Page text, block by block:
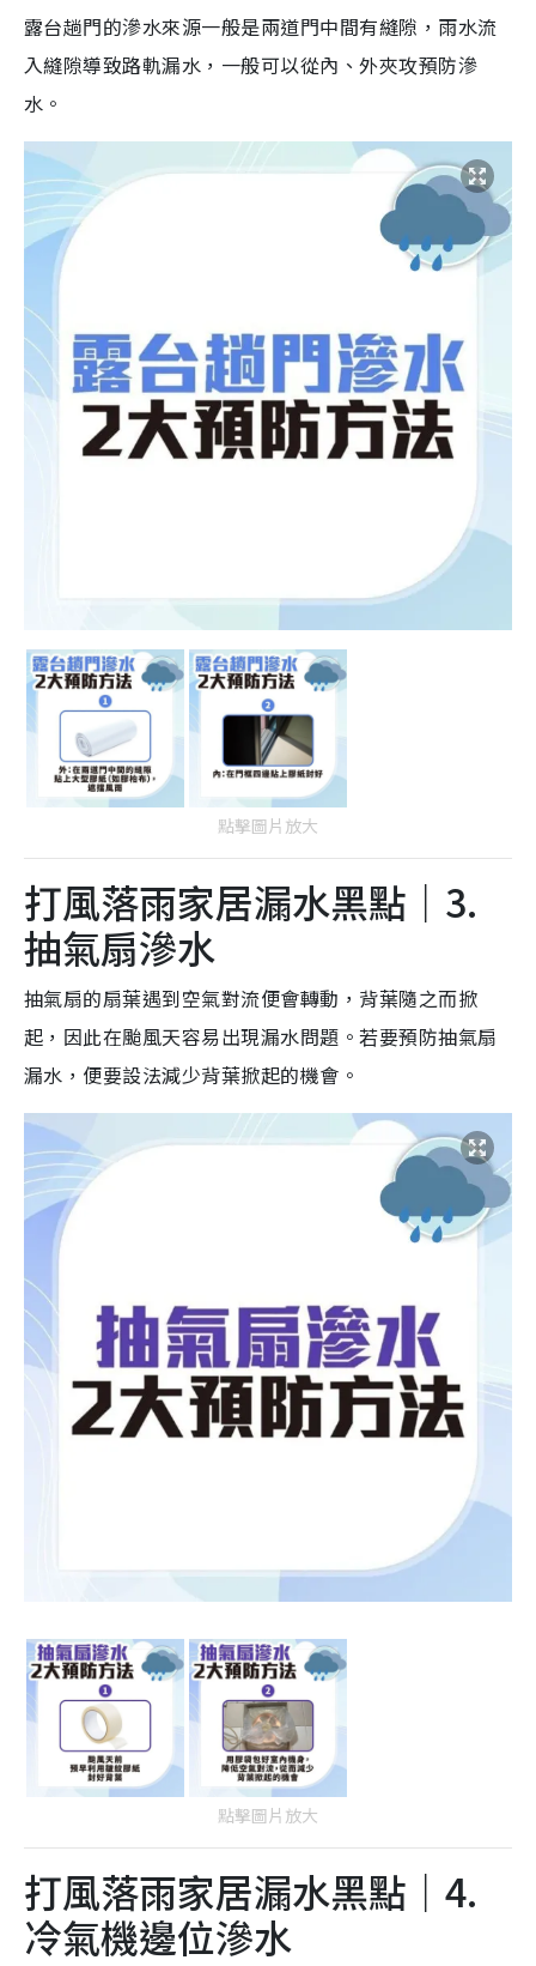
露台趟門的滲水來源一般是兩道門中間有縫隙，雨水流
入縫隙導致路軌漏水，一般可以從內、外夾攻預防滲
水。
點擊圖片放大
打風落雨家居漏水黑點｜3.
抽氣扇滲水
抽氣扇的扇葉遇到空氣對流便會轉動，背葉隨之而掀
起，因此在颱風天容易出現漏水問題。若要預防抽氣扇
漏水，便要設法減少背葉掀起的機會。
點擊圖片放大
打風落雨家居漏水黑點｜4.
冷氣機邊位滲水